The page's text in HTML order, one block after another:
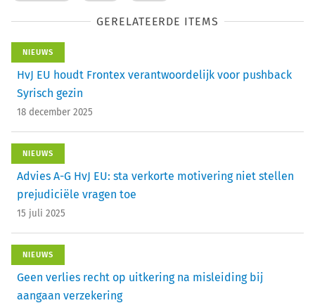
GERELATEERDE ITEMS
NIEUWS
HvJ EU houdt Frontex verantwoordelijk voor pushback
Syrisch gezin
18 december 2025
NIEUWS
Advies A-G HvJ EU: sta verkorte motivering niet stellen
prejudiciële vragen toe
15 juli 2025
NIEUWS
Geen verlies recht op uitkering na misleiding bij
aangaan verzekering